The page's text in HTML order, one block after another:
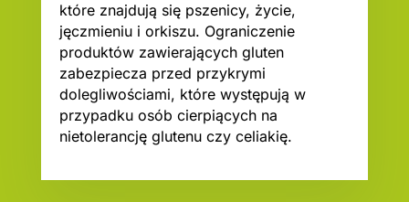
które znajdują się pszenicy, życie,
jęczmieniu i orkiszu. Ograniczenie
produktów zawierających gluten
zabezpiecza przed przykrymi
dolegliwościami, które występują w
przypadku osób cierpiących na
nietolerancję glutenu czy celiakię.